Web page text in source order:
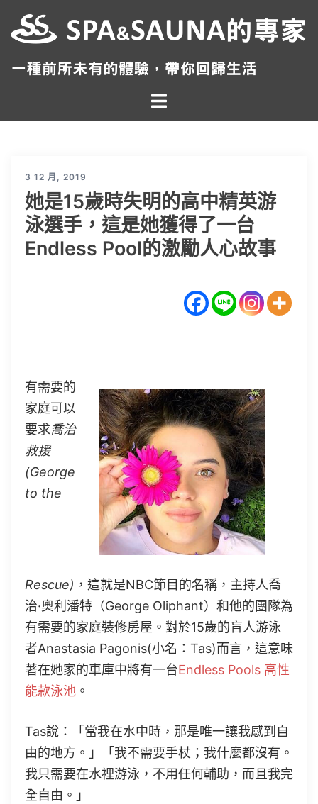
至
Toggle
menu
3 12 月, 2019
她是15歲時失明的高中精英游
泳選手，這是她獲得了一台
Endless Pool的激勵人心故事
有需要的
家庭可以
要求喬治
救援
(George
to the
Rescue) ， 這就是NBC節目的名稱，主持人喬
治·奧利潘特（George Oliphant）和他的團隊為
有需要的家庭裝修房屋。對於15歲的盲人游泳
者Anastasia Pagonis(小名：Tas)而言，這意味
著在她家的車庫中將有一台Endless Pools 高性
能款泳池 。
Tas說：「當我在水中時，那是唯一讓我感到自
由的地方。」「我不需要手杖；我什麼都沒有。
我只需要在水裡游泳，不用任何輔助，而且我完
全自由。」